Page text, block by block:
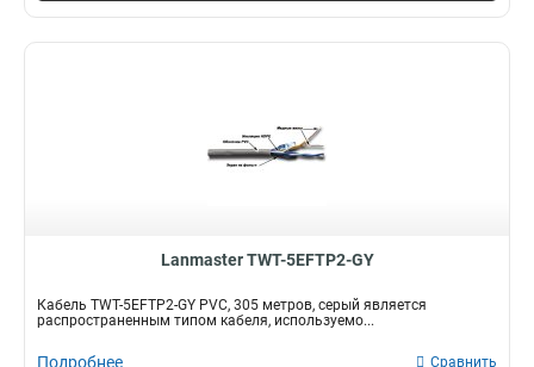
Lanmaster TWT-5EFTP2-GY
Кабель TWT-5EFTP2-GY PVC, 305 метров, серый является
распространенным типом кабеля, используемо...
Подробнее Сравнить